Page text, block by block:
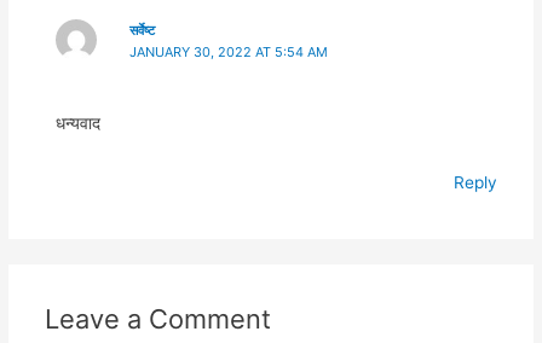
सर्वेष्ट
JANUARY 30, 2022 AT 5:54 AM
धन्यवाद
Reply
Leave a Comment